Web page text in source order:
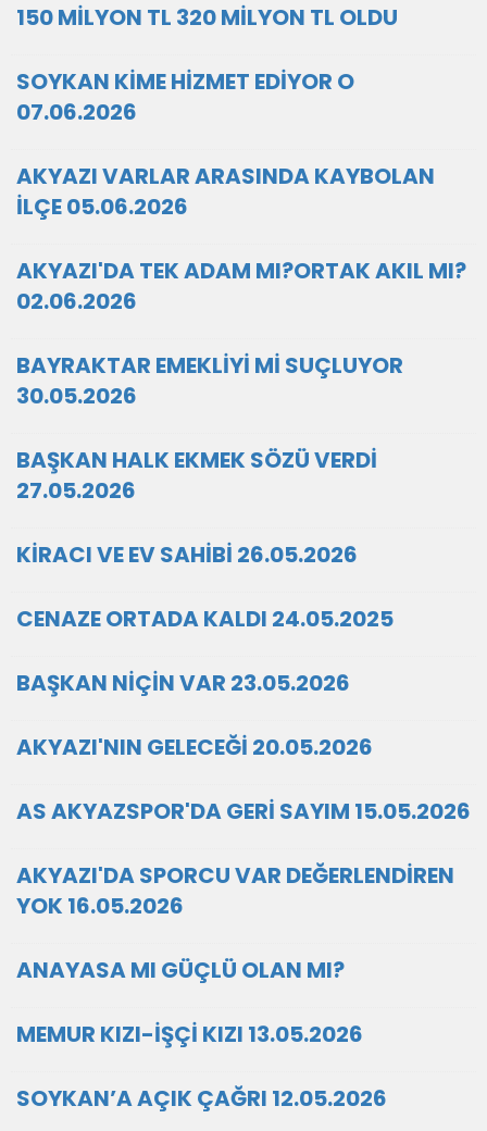
150 MİLYON TL 320 MİLYON TL OLDU
SOYKAN KİME HİZMET EDİYOR O
07.06.2026
AKYAZI VARLAR ARASINDA KAYBOLAN
İLÇE 05.06.2026
AKYAZI'DA TEK ADAM MI?ORTAK AKIL MI?
02.06.2026
BAYRAKTAR EMEKLİYİ Mİ SUÇLUYOR
30.05.2026
BAŞKAN HALK EKMEK SÖZÜ VERDİ
27.05.2026
KİRACI VE EV SAHİBİ 26.05.2026
CENAZE ORTADA KALDI 24.05.2025
BAŞKAN NİÇİN VAR 23.05.2026
AKYAZI'NIN GELECEĞİ 20.05.2026
AS AKYAZSPOR'DA GERİ SAYIM 15.05.2026
AKYAZI'DA SPORCU VAR DEĞERLENDİREN
YOK 16.05.2026
ANAYASA MI GÜÇLÜ OLAN MI?
MEMUR KIZI-İŞÇİ KIZI 13.05.2026
SOYKAN’A AÇIK ÇAĞRI 12.05.2026